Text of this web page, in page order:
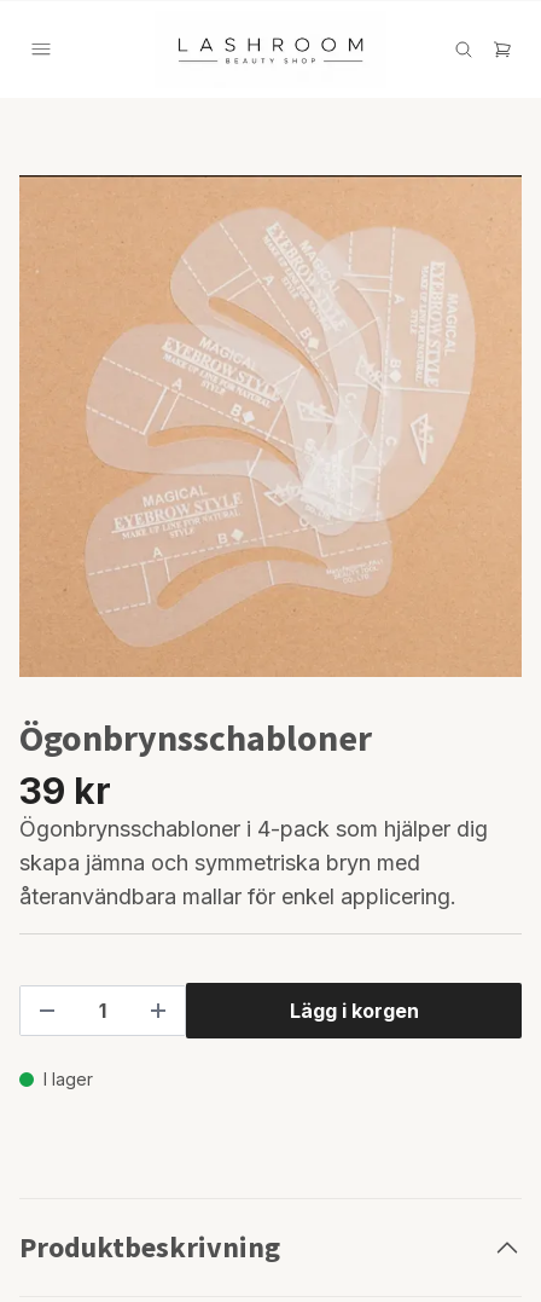
Ögonbrynsschabloner
39 kr
Ögonbrynsschabloner i 4-pack som hjälper dig
skapa jämna och symmetriska bryn med
återanvändbara mallar för enkel applicering.
Lägg i korgen
I lager
Produktbeskrivning